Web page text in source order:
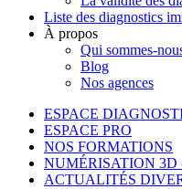
Liste des diagnostics
À propos
Qui sommes-
Blog
Nos agences
ESPACE
ESPACE PRO
NOS FORMATIONS
NUMÉRISATION 3D
ACTUALITÉS